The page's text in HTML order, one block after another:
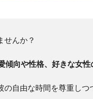
せんか？
傾向や性格、好きな女
自由な時間を尊重し